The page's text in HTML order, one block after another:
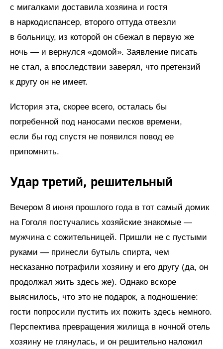
с мигалками доставила хозяина и гостя
в наркодиспансер, второго оттуда отвезли
в больницу, из которой он сбежал в первую же
ночь — и вернулся «домой». Заявление писать
не стал, а впоследствии заверял, что претензий
к другу он не имеет.
История эта, скорее всего, осталась бы
погребенной под наносами песков времени,
если бы год спустя не появился повод ее
припомнить.
Удар третий, решительный
Вечером 8 июня прошлого года в тот самый домик
на Гоголя постучались хозяйские знакомые —
мужчина с сожительницей. Пришли не с пустыми
руками — принесли бутыль спирта, чем
несказанно потрафили хозяину и его другу (да, он
продолжал жить здесь же). Однако вскоре
выяснилось, что это не подарок, а подношение:
гости попросили пустить их пожить здесь немного.
Перспектива превращения жилища в ночной отель
хозяину не глянулась, и он решительно наложил